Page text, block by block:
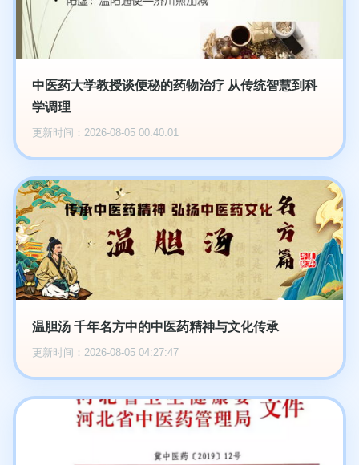
中医药大学教授谈便秘的药物治疗 从传统智慧到科
学调理
更新时间：2026-08-05 00:40:01
温胆汤 千年名方中的中医药精神与文化传承
更新时间：2026-08-05 04:27:47